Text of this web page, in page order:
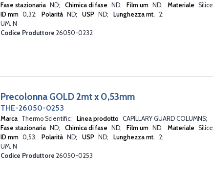
Fase stazionaria
ND Chimica di fase ND Film um ND Materiale Silice
ID mm 0,32 Polarità ND USP ND Lunghezza mt.
2
UM. N
Codice Produttore 26050-0232
Precolonna GOLD 2mt x 0,53mm
THE-26050-0253
Marca Thermo Scientific Linea prodotto CAPILLARY GUARD COLUMNS
Fase stazionaria
ND Chimica di fase ND Film um ND Materiale Silice
ID mm 0,53 Polarità ND USP ND Lunghezza mt.
2
UM. N
Codice Produttore 26050-0253